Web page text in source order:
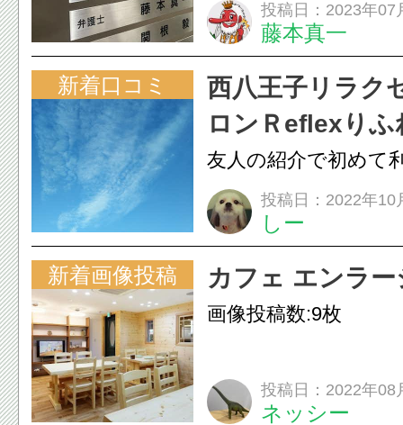
投稿日：2023年07
藤本真一
新着口コミ
西八王子リラク
ロンＲeflexりふ
友人の紹介で初めて
ました。 期待以上、
レッシュできました
場は気持ち良く...
投稿日：2022年10
しー
新着画像投稿 カフェ エンラー
画像投稿数:9枚
投稿日：2022年08
ネッシー